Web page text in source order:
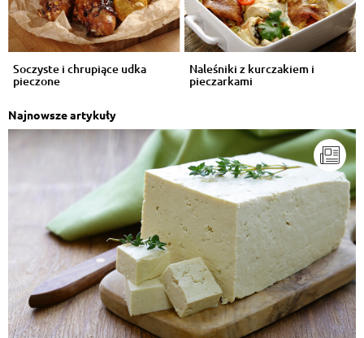
Soczyste i chrupiące udka
pieczone
Naleśniki z kurczakiem i
pieczarkami
Najnowsze artykuły